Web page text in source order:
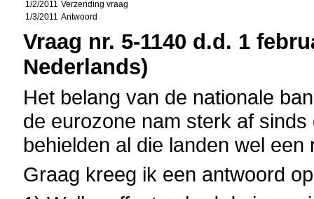
1/2/2011 Verzending vraag
1/3/2011 Antwoord
Vraag nr. 5-1140 d.d. 1
Nederlands)
Het belang van de nationale
de eurozone nam sterk af
behielden al die landen wel een
Graag kreeg ik een antwoord